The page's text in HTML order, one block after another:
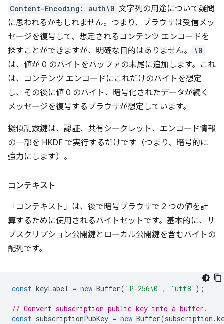
Content-Encoding: auth\0 文字列の用途について疑問
に思われるかもしれません。つまり、ブラウザは受信メッ
セージを復号して、想定されるコンテンツ エンコードを
探すことができますが、明確な目的はありません。
\0
は、値が 0 のバイトをバッファの末尾に追加します。これ
は、コンテンツ エンコードにこれだけのバイトを想定
し、その後に値 0 のバイト、暗号化されたデータが続く
メッセージを復号するブラウザが想定しています。
擬似乱数鍵は、認証、共有シークレット、エンコード情報
の一部を HKDF で実行するだけです（つまり、暗号的に
強力にします）。
コンテキスト
「コンテキスト」は、後で暗号ブラウザで 2 つの値を計
算するために使用されるバイトセットです。基本的に、サ
ブスクリプション公開鍵とローカル公開鍵を含むバイトの
配列です。
const keyLabel = new Buffer( 'P-256\0' , 'utf8' );
// Convert subscription public key into a buffer.
const subscriptionPubKey = new Buffer(subscription .